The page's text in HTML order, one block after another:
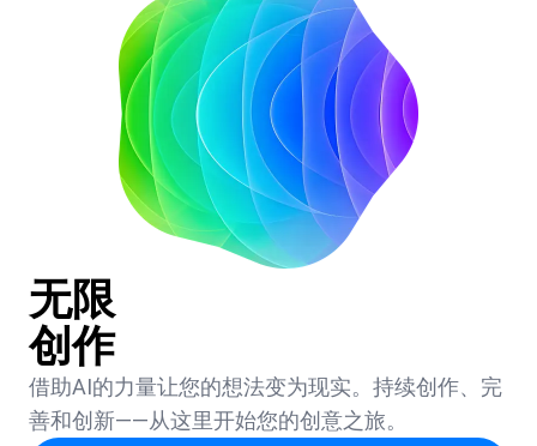
无限
创作
借助AI的力量让您的想法变为现实。持续创作、完
善和创新——从这里开始您的创意之旅。